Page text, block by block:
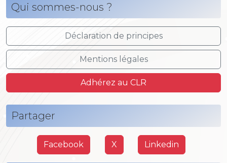
Qui sommes-nous ?
Déclaration de principes
Mentions légales
Adhérez au CLR
Partager
Facebook X Linkedin